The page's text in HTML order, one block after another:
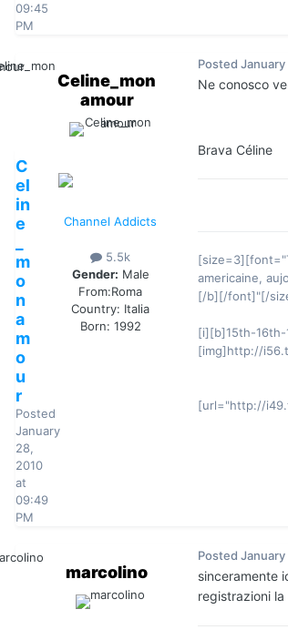
09:45
PM
C
el
in
e
m
o
n
a
m
o
u
r
Posted
January
28,
2010
at
09:49
PM
Celine_mon
amour
Channel Addicts
5.5k
Gender: Male
From:Roma
Country: Italia
Born: 1992
Posted January
Ne conosco
Brava Céline
americaine,
[/b][/font]"[/
[i][b]15th-16th-
[img]http://
[url="http://
marcolino
Posted January
sinceramente
registrazioni